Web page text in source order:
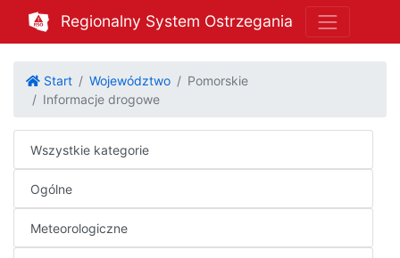
Regionalny System Ostrzegania
Start Województwo
Pomorskie
Informacje drogowe
Wszystkie kategorie
Ogólne
Meteorologiczne